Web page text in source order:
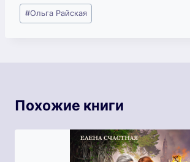
Метки
записи:
#Ольга Райская
Похожие книги